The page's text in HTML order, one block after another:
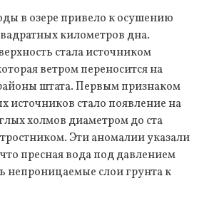
в озере привело к осушению
километров дна.
стала источником
ветром переносится на
штата. Первым признаком
источников стало появление на
холмов диаметром до ста
Эти аномалии указали
пресная вода под давлением
непроницаемые слои грунта к